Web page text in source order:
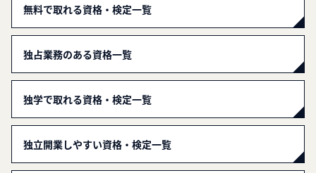
無料で取れる資格・検定一覧
独占業務のある資格一覧
独学で取れる資格・検定一覧
独立開業しやすい資格・検定一覧